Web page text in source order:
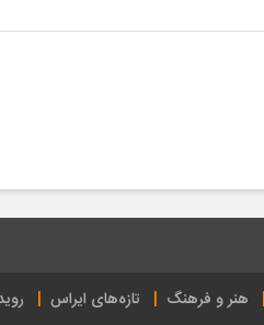
هنر و فرهنگ تازه‌های ایراس